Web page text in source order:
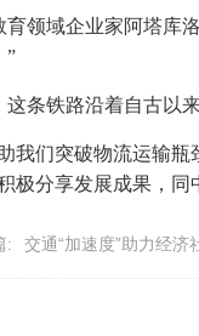
领域企业家阿塔库
”
这条铁路沿着自古以
我们突破物流运输
极分享发展成果，
: 交通“加速度”助力经